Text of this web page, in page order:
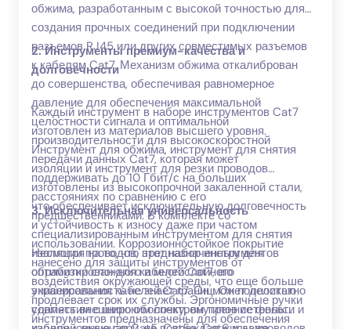
обжима, разработанным с высокой точностью для
создания прочных соединений при подключении
разъемов RJ45 или других совместимых разъемов
к кабелям Cat7. Механизм обжима откалиброван
до совершенства, обеспечивая равномерное
давление для обеспечения максимальной
целостности сигнала и оптимальной
производительности для высокоскоростной
передачи данных Cat7, которая может
поддерживать до 10 Гбит/с на больших
расстояниях по сравнению с его
предшественниками. В комплекте со
специализированным инструментом для снятия
изоляции проводов, предназначенным для
обработки сложного и многослойного
экранирования кабелей Cat7. Он может деликатно
удалять внешнюю оболочку, внутренние фольги и
2. Инструменты премиум-качества и
долговечности
Каждый инструмент в наборе инструментов Cat7
изготовлен из материалов высшего уровня.
Инструмент для обжима, инструмент для снятия
изоляции и инструмент для резки проводов
изготовлены из высокопрочной закаленной стали,
что обеспечивает исключительную долговечность
и устойчивость к износу даже при частом
использовании. Коррозионностойкое покрытие
нанесено для защиты инструментов от
воздействия окружающей среды, что еще больше
продлевает срок их службы. Эргономичные ручки
инструментов предназначены для обеспечения
3. Исключительная универсальность
Несмотря на то, что этот набор инструментов
оптимизирован для кабелей Cat7, его
универсальность не знает границ. Он полностью
совместим с широким спектром типов сетевых